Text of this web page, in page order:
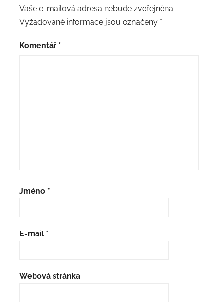
Vaše e-mailová adresa nebude zveřejněna.
Vyžadované informace jsou označeny *
Komentář *
Jméno *
E-mail *
Webová stránka